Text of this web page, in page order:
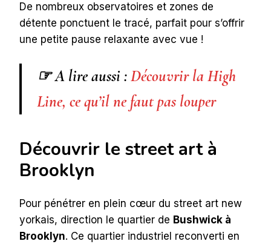
De nombreux observatoires et zones de
détente ponctuent le tracé, parfait pour s’offrir
une petite pause relaxante avec vue !
☞ A lire aussi :Découvrir la High
Line, ce qu’il ne faut pas louper
Découvrir le street art à
Brooklyn
Pour pénétrer en plein cœur du street art new
yorkais, direction le quartier de Bushwick à
Brooklyn. Ce quartier industriel reconverti en